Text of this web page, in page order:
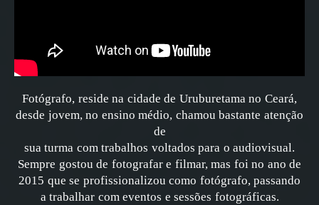
Fotógrafo, reside na cidade de Uruburetama no Ceará,
desde jovem, no ensino médio, chamou bastante atenção
de
sua turma com trabalhos voltados para o audiovisual.
Sempre gostou de fotografar e filmar, mas foi no ano de
2015 que se profissionalizou como fotógrafo, passando
a trabalhar com eventos e sessões fotográficas.